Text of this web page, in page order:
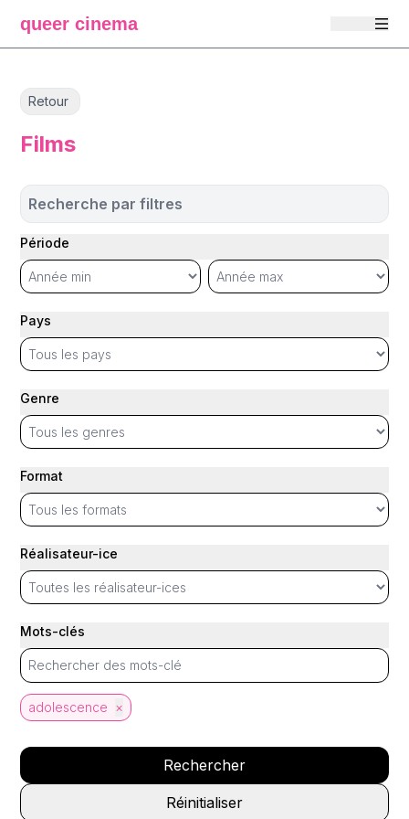
queer cinema
Retour
Films
Recherche par filtres
Période
Pays
Genre
Format
Réalisateur-ice
Mots-clés
adolescence ×
Rechercher
Réinitialiser